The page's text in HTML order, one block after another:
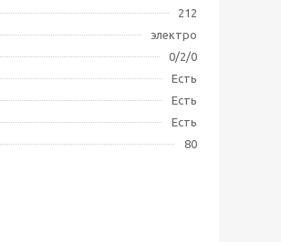
212
электро
0/2/0
Есть
Есть
Есть
80